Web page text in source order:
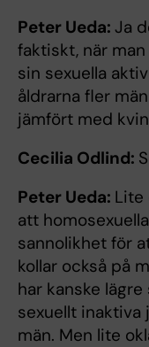
Peter Ueda: Ja
faktiskt, när
sin sexuella
åldrarna fler
jämfört med
Cecilia Odlind:
Peter Ueda: Lite
att
sannolikhet för
kollar också på
har kanske
sexuellt inaktiva
män. Men lite